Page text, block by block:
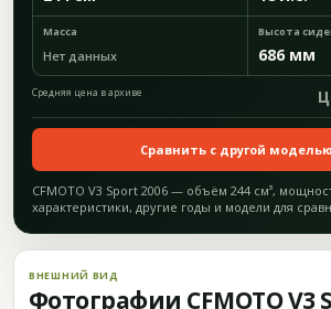
Масса
Нет данных
Высота
686 мм
Средняя цена в архиве
Сравнить с другой моделью
CFMOTO V3 Sport 2006 — объём 244 см³,
характеристики, другие годы и модели для
ВНЕШНИЙ ВИД
Фотографии CFMOTO V3